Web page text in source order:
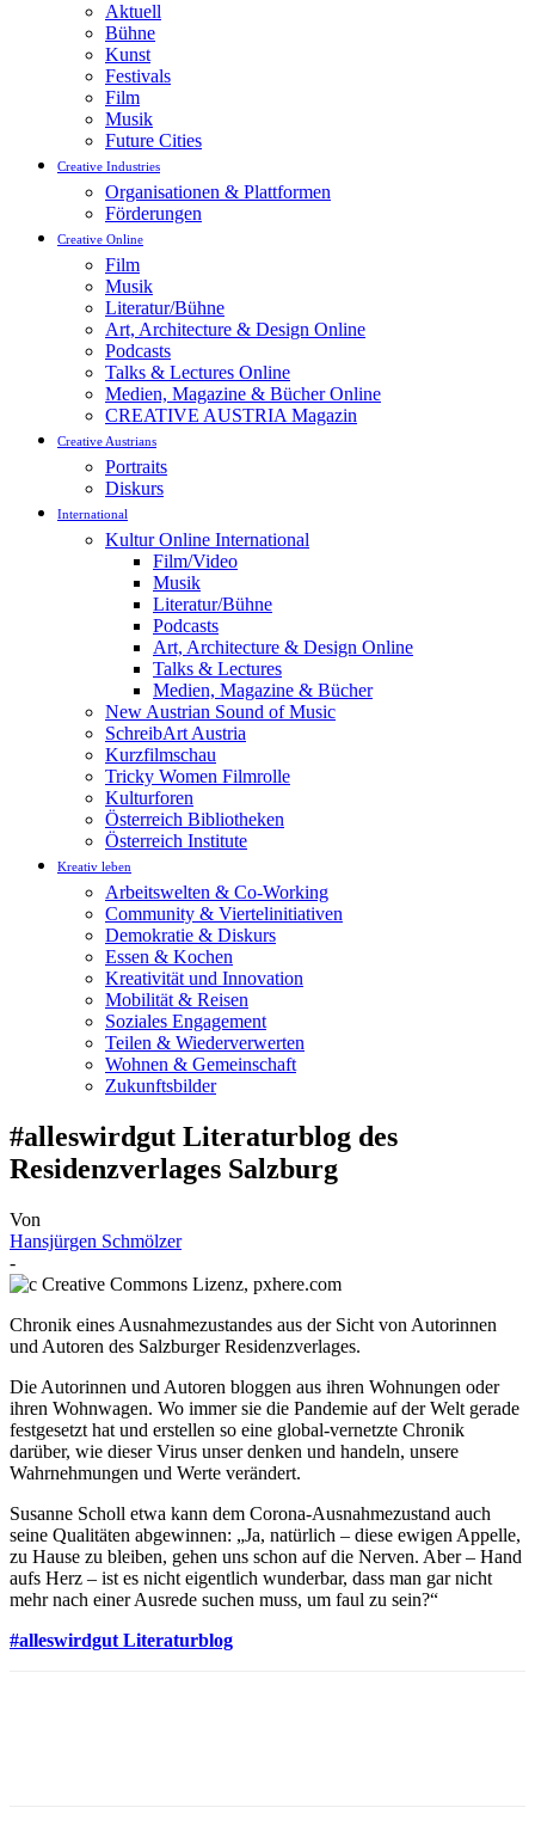
Aktuell
Bühne
Kunst
Festivals
Film
Musik
Future Cities
Creative Industries
Organisationen & Plattformen
Förderungen
Creative Online
Film
Musik
Literatur/Bühne
Art, Architecture & Design Online
Podcasts
Talks & Lectures Online
Medien, Magazine & Bücher Online
CREATIVE AUSTRIA Magazin
Creative Austrians
Portraits
Diskurs
International
Kultur Online International
Film/Video
Musik
Literatur/Bühne
Podcasts
Art, Architecture & Design Online
Talks & Lectures
Medien, Magazine & Bücher
New Austrian Sound of Music
SchreibArt Austria
Kurzfilmschau
Tricky Women Filmrolle
Kulturforen
Österreich Bibliotheken
Österreich Institute
Kreativ leben
Arbeitswelten & Co-Working
Community & Viertelinitiativen
Demokratie & Diskurs
Essen & Kochen
Kreativität und Innovation
Mobilität & Reisen
Soziales Engagement
Teilen & Wiederverwerten
Wohnen & Gemeinschaft
Zukunftsbilder
#alleswirdgut Literaturblog des
Residenzverlages Salzburg
Von
Hansjürgen Schmölzer
-
Chronik eines Ausnahmezustandes aus der Sicht von Autorinnen
und Autoren des Salzburger Residenzverlages.
Die Autorinnen und Autoren bloggen aus ihren Wohnungen oder
ihren Wohnwagen. Wo immer sie die Pandemie auf der Welt gerade
festgesetzt hat und erstellen so eine global-vernetzte Chronik
darüber, wie dieser Virus unser denken und handeln, unsere
Wahrnehmungen und Werte verändert.
Susanne Scholl etwa kann dem Corona-Ausnahmezustand auch
seine Qualitäten abgewinnen: „Ja, natürlich – diese ewigen Appelle,
zu Hause zu bleiben, gehen uns schon auf die Nerven. Aber – Hand
aufs Herz – ist es nicht eigentlich wunderbar, dass man gar nicht
mehr nach einer Ausrede suchen muss, um faul zu sein?“
#alleswirdgut Literaturblog